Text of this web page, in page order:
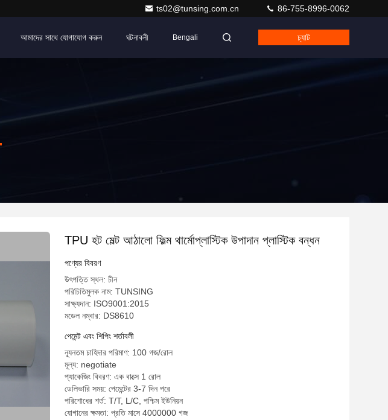
ts02@tunsing.com.cn 86-755-8996-0062
আমাদের সাথে যোগাযোগ করুন ঘটনাবলী Bengali চ্যাট
TPU হট মেল্ট আঠালো ফিল্ম থার্মোপ্লাস্টিক উপাদান প্লাস্টিক বন্ধন
পণ্যের বিবরণ
উৎপত্তি স্থল: চীন
পরিচিতিমুলক নাম: TUNSING
সাক্ষ্যদান: ISO9001:2015
মডেল নম্বার: DS8610
পেমেন্ট এবং শিপিং শর্তাবলী
ন্যূনতম চাহিদার পরিমাণ: 100 গজ/রোল
মূল্য: negotiate
প্যাকেজিং বিবরণ: এক বাক্সে 1 রোল
ডেলিভারি সময়: পেমেন্টের 3-7 দিন পরে
পরিশোধের শর্ত: T/T, L/C, পশ্চিম ইউনিয়ন
যোগানের ক্ষমতা: প্রতি মাসে 4000000 গজ